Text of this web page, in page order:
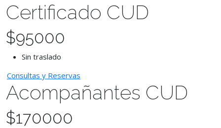
Certificado CUD
$95000
Sin traslado
Consultas y Reservas
Acompañantes CUD
$170000